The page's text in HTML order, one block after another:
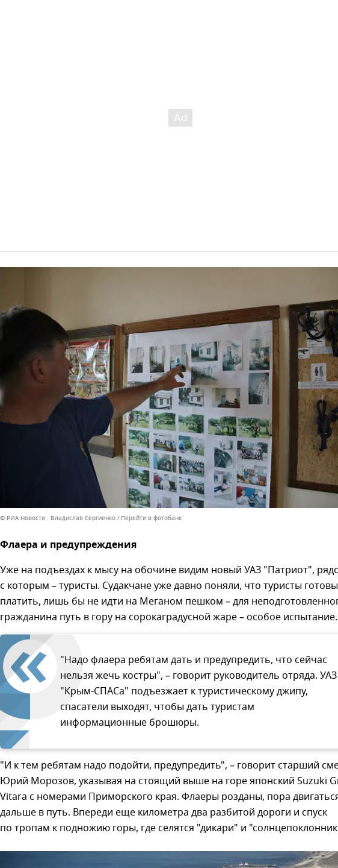
© РИА Новости . Владислав Сергиенко Перейти в фотобанк
Флаера и предупреждения
Уже на подъездах к мысу на обочине видим новый УАЗ "Патриот",
с которым – туристы. Судакчане уже давно поняли, что туристы готовы
платить, лишь бы не идти на Меганом пешком – для
гражданина путь в гору на сорокаградусной жаре – особое испытание.
"Надо флаера ребятам дать и предупредить, что сейчас
нельзя жечь костры", – говорит руководитель отряда. УАЗ
"Крым-СПАСа" подъезжает к туристическому джипу,
спасатели выходят, чтобы дать туристам
информационные брошюры.
"И к тем ребятам надо подойти, предупредить", – говорит старший
Юрий Морозов, указывая на стоящий выше на горе японский Suzuki
Vitara с номерами Приморского края. Флаеры розданы, пора
дальше в путь. Впереди еще километра два разбитой дороги и спуск
по тропам к подножию горы, где селятся "дикари" и